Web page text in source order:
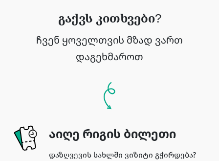
გაქვს კითხვები?
ჩვენ ყოველთვის მზად ვართ
დაგეხმაროთ
აიღე რიგის ბილეთი
დაზღვევის სახლში ვიზიტი გჭირდება?